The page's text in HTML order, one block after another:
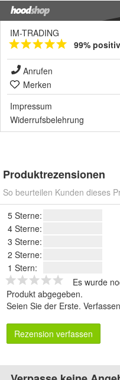
IM-TRADING
99% positiv
Anrufen
Merken
Impressum
Widerrufsbelehrung
Produktrezensionen
So beurteilen Kunden dieses
5 Sterne:
4 Sterne:
3 Sterne:
2 Sterne:
1 Stern:
Es wurde
Produkt abgegeben.
Seien Sie der Erste.
Rezension verfassen